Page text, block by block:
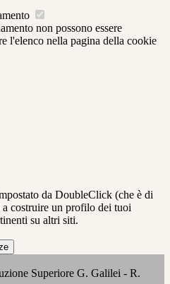
non possono essere
l'elenco nella pagina della cookie
da DoubleClick (che è di
costruire un profilo dei tuoi
su altri siti.
Superiore G. Galilei - R.